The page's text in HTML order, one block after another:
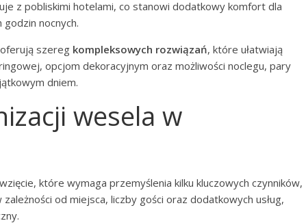
z pobliskimi hotelami, co stanowi dodatkowy komfort dla
nocnych.
szereg kompleksowych rozwiązań, które ułatwiają
opcjom dekoracyjnym oraz możliwości noclegu, pary
dniem.
wesela w
które wymaga przemyślenia kilku kluczowych czynników,
od miejsca, liczby gości oraz dodatkowych usług,